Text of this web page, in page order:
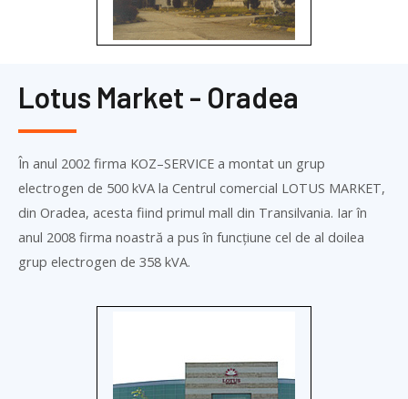
Lotus Market - Oradea
În anul 2002 firma KOZ–SERVICE a montat un grup
electrogen de 500 kVA la Centrul comercial LOTUS MARKET,
din Oradea, acesta fiind primul mall din Transilvania. Iar în
anul 2008 firma noastră a pus în funcțiune cel de al doilea
grup electrogen de 358 kVA.